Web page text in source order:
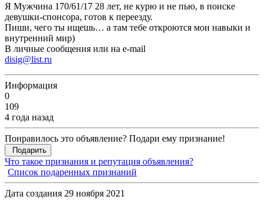
Я Мужчина 170/61/17 28 лет, не курю и не пью, в поиске
девушки-спонсора, готов к переезду.
Пиши, чего ты ищешь… а там тебе откроются мои навыки и
внутренний мир)
В личные сообщения или на e-mail
disig@list.ru
Информация
0
109
4 года назад
Понравилось это объявление? Подари ему признание!
Подарить
Что такое признания и репутация объявления?
Список подаренных признаний
Дата создания 29 ноября 2021